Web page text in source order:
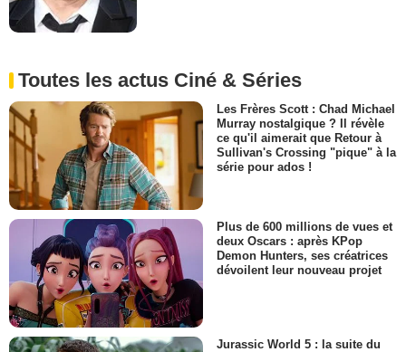
Toutes les actus Ciné & Séries
Les Frères Scott : Chad Michael
Murray nostalgique ? Il révèle
ce qu'il aimerait que Retour à
Sullivan's Crossing "pique" à la
série pour ados !
Plus de 600 millions de vues et
deux Oscars : après KPop
Demon Hunters, ses créatrices
dévoilent leur nouveau projet
Jurassic World 5 : la suite du